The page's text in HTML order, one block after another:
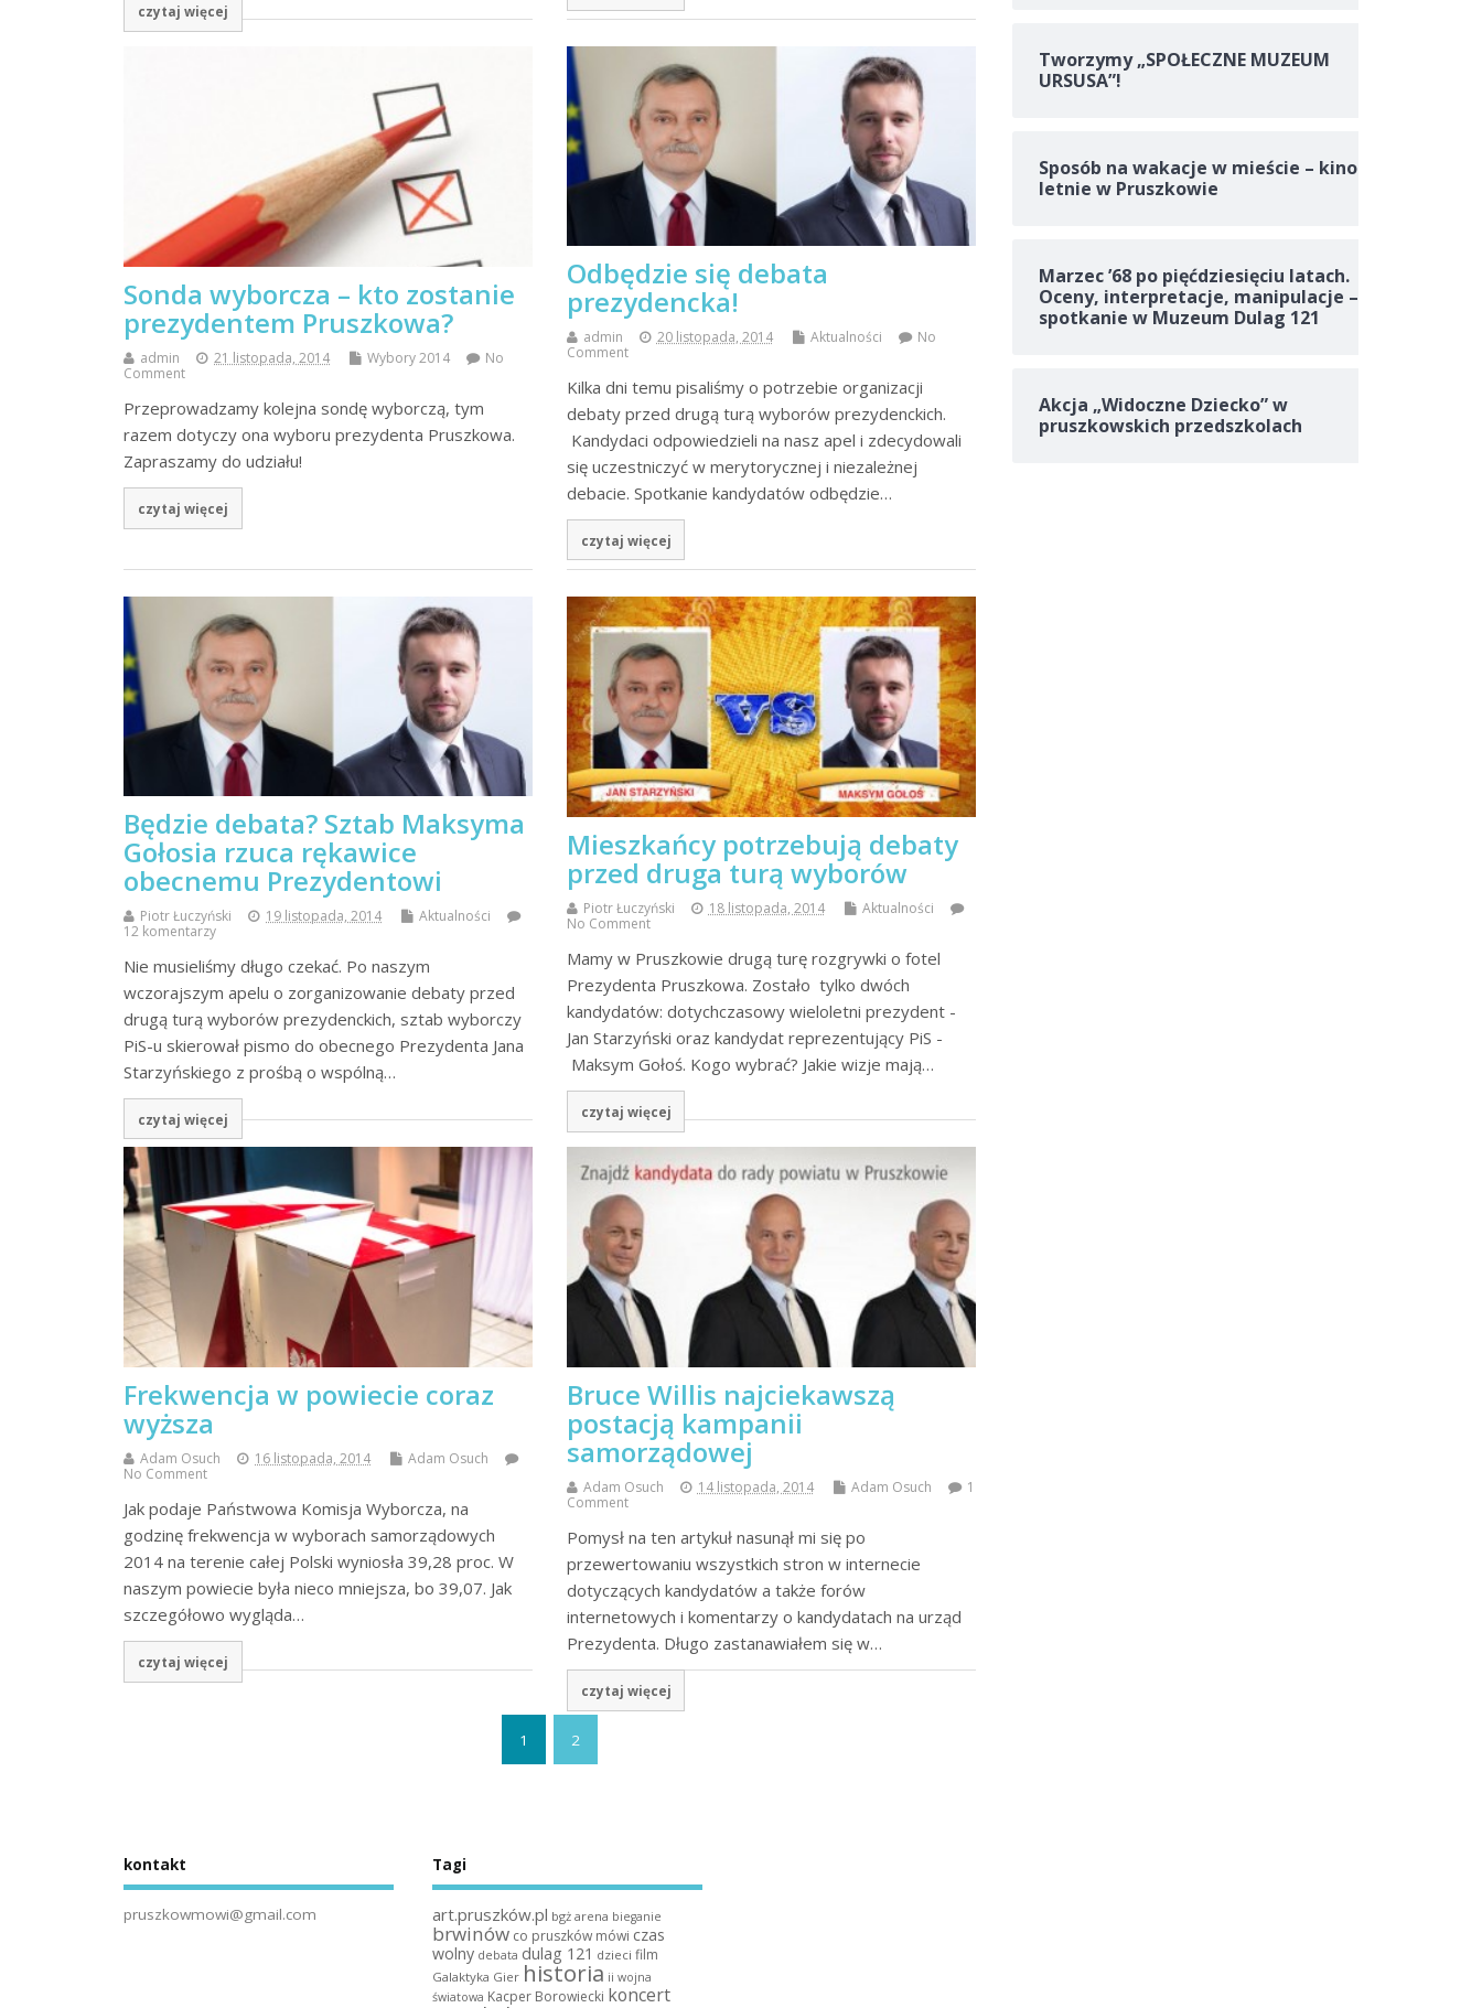
czytaj więcej
Sonda wyborcza – kto zostanie
prezydentem Pruszkowa?
admin 21 listopada, 2014 Wybory 2014
No
Comment
Przeprowadzamy kolejna sondę wyborczą, tym
razem dotyczy ona wyboru prezydenta Pruszkowa.
Zapraszamy do udziału!
czytaj więcej
Odbędzie się debata
prezydencka!
admin 20 listopada, 2014 Aktualności
No
Comment
Kilka dni temu pisaliśmy o potrzebie organizacji
debaty przed drugą turą wyborów prezydenckich.
Kandydaci odpowiedzieli na nasz apel i zdecydowali
się uczestniczyć w merytorycznej i niezależnej
debacie. Spotkanie kandydatów odbędzie…
czytaj więcej
Będzie debata? Sztab Maksyma
Gołosia rzuca rękawice
obecnemu Prezydentowi
Piotr Łuczyński 19 listopada, 2014
Aktualności
12 komentarzy
Nie musieliśmy długo czekać. Po naszym
wczorajszym apelu o zorganizowanie debaty przed
drugą turą wyborów prezydenckich, sztab wyborczy
PiS-u skierował pismo do obecnego Prezydenta Jana
Starzyńskiego z prośbą o wspólną…
czytaj więcej
Mieszkańcy potrzebują debaty
przed druga turą wyborów
Piotr Łuczyński 18 listopada, 2014
Aktualności
No Comment
Mamy w Pruszkowie drugą turę rozgrywki o fotel
Prezydenta Pruszkowa. Zostało tylko dwóch
kandydatów: dotychczasowy wieloletni prezydent -
Jan Starzyński oraz kandydat reprezentujący PiS -
Maksym Gołoś. Kogo wybrać? Jakie wizje mają…
czytaj więcej
Frekwencja w powiecie coraz
wyższa
Adam Osuch 16 listopada, 2014
Adam Osuch
No Comment
Jak podaje Państwowa Komisja Wyborcza, na
godzinę frekwencja w wyborach samorządowych
2014 na terenie całej Polski wyniosła 39,28 proc. W
naszym powiecie była nieco mniejsza, bo 39,07. Jak
szczegółowo wygląda…
czytaj więcej
Bruce Willis najciekawszą
postacją kampanii
samorządowej
Adam Osuch 14 listopada, 2014 Adam Osuch
1
Comment
Pomysł na ten artykuł nasunął mi się po
przewertowaniu wszystkich stron w internecie
dotyczących kandydatów a także forów
internetowych i komentarzy o kandydatach na urząd
Prezydenta. Długo zastanawiałem się w…
czytaj więcej
1 2
Tworzymy „SPOŁECZNE MUZEUM
URSUSA”!
Sposób na wakacje w mieście – kino
letnie w Pruszkowie
Marzec ’68 po pięćdziesięciu latach.
Oceny, interpretacje, manipulacje –
spotkanie w Muzeum Dulag 121
Akcja „Widoczne Dziecko” w
pruszkowskich przedszkolach
kontakt
pruszkowmowi@gmail.com
Tagi
art.pruszków.pl bgż arena bieganie
brwinów co pruszków mówi czas
wolny debata dulag 121 dzieci film
Galaktyka Gier historia ii wojna
światowa Kacper Borowiecki koncert